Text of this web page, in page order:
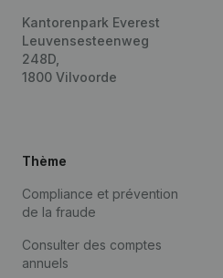
Kantorenpark Everest
Leuvensesteenweg
248D,
1800 Vilvoorde
Thème
Compliance et prévention
de la fraude
Consulter des comptes
annuels